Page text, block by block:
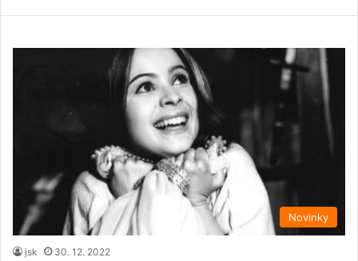
Novinky
jsk 30. 12. 2022